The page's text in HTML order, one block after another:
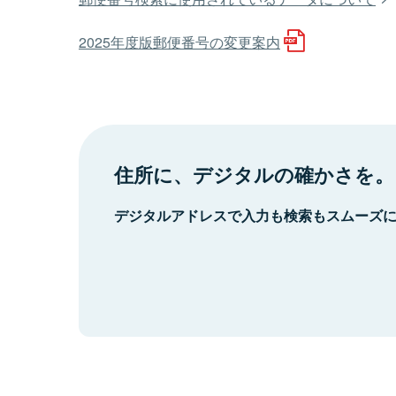
2025年度版郵便番号の変更案内
住所に、デジタルの確かさを。
デジタルアドレスで入力も検索もスムーズ